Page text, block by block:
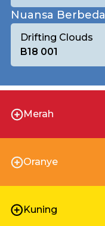
Nuansa Berbeda
Drifting Clouds
B18 001
Merah
Oranye
Kuning